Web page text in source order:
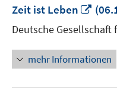
Zeit ist Leben
In
öffnen
Deutsche
mehr Informationen